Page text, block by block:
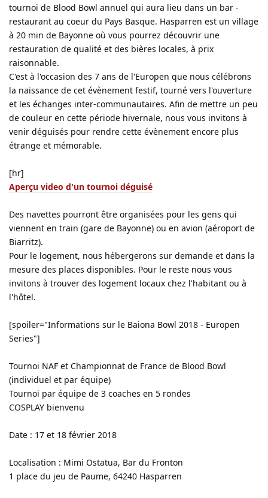
tournoi de Blood Bowl annuel qui aura lieu dans un bar -
restaurant au coeur du Pays Basque. Hasparren est un village
à 20 min de Bayonne où vous pourrez découvrir une
restauration de qualité et des bières locales, à prix
raisonnable.
C'est à l'occasion des 7 ans de l'Europen que nous célébrons
la naissance de cet évènement festif, tourné vers l'ouverture
et les échanges inter-communautaires. Afin de mettre un peu
de couleur en cette période hivernale, nous vous invitons à
venir déguisés pour rendre cette évènement encore plus
étrange et mémorable.
[hr]
Aperçu video d'un tournoi déguisé
Des navettes pourront être organisées pour les gens qui
viennent en train (gare de Bayonne) ou en avion (aéroport de
Biarritz).
Pour le logement, nous hébergerons sur demande et dans la
mesure des places disponibles. Pour le reste nous vous
invitons à trouver des logement locaux chez l'habitant ou à
l'hôtel.
[spoiler="Informations sur le Baiona Bowl 2018 - Europen
Series"]
Tournoi NAF et Championnat de France de Blood Bowl
(individuel et par équipe)
Tournoi par équipe de 3 coaches en 5 rondes
COSPLAY bienvenu
Date : 17 et 18 février 2018
Localisation : Mimi Ostatua, Bar du Fronton
1 place du jeu de Paume, 64240 Hasparren